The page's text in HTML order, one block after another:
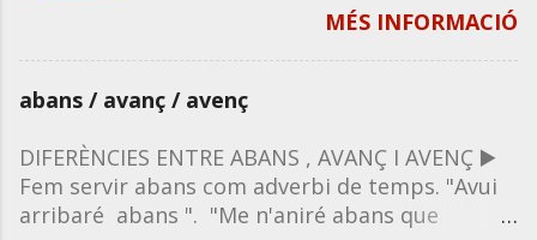
d'acudits funcionen igual en castellà
significats propis de la llengua. Per
pots explicar en català. A
continuació, et deixo una sèrie de
tongades d'acudits per compartir
MÉS INFORMACIÓ
abans / avanç / avenç
DIFERÈNCIES ENTRE ABANS , AVANÇ I AVENÇ ▶️
Fem servir abans com adverbi de temps. "Avui
arribaré abans ". "Me n'aniré abans que